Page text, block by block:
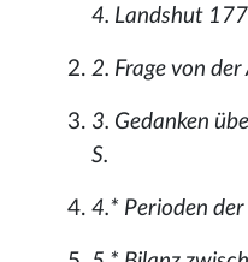
4. Landshut
2. Frage von
3. Gedanken
S.
4.* Perioden